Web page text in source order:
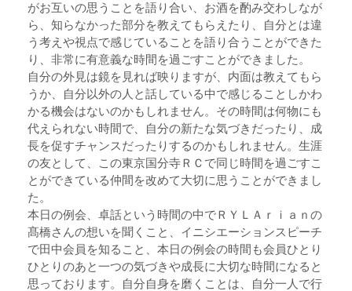
がお互いの思うことを語り合い、お酒を酌み交わしなが
ら、知らなかった部分を教えてもらえたり、自分とは違
う考えや視点で感じていることを語り合うことができた
り、非常に有意義な時間を過ごすことができました。
自分の外見は鏡を見れば映りますが、内面は教えてもら
うか、自分以外の人と話している中で感じることしかわ
かる機会はないのかもしれません。その時間は何物にも
代えられない時間で、自分の新たな気づきだったり、成
長を促すチャンスだったりするのかもしれません。生涯
の友として、この東京国分寺ＲＣで同じ時間を過ごすこ
とができている仲間を改めて大切に思うことができまし
た。
本日の例会、卓話という時間の中でＲＹＬＡｒｉａｎの
髙橋さんの想いを聞くこと、イニシエーションスピーチ
で田中会員を知ること、本日の例会の時間も会員ひとり
ひとりのあと一つの気づきや成長に大切な時間になると
思っております。自分自身を磨くことは、自分一人で行